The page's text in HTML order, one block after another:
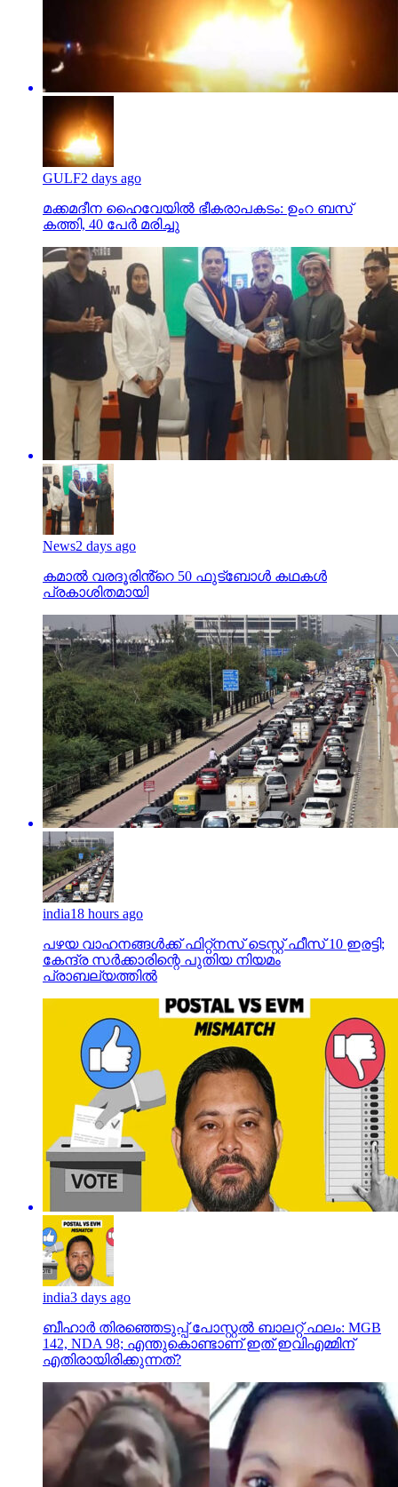
GULF2 days ago
മക്കമദീന ഹൈവേയില്‍ ഭീകരാപകടം: ഉംറ ബസ്
കത്തി, 40 പേര്‍ മരിച്ചു
News2 days ago
കമാൽ വരദൂരിൻ്റെ 50 ഫുട്ബോൾ കഥകൾ
പ്രകാശിതമായി
india18 hours ago
പഴയ വാഹനങ്ങള്‍ക്ക് ഫിറ്റ്‌നസ് ടെസ്റ്റ് ഫീസ് 10 ഇരട്ടി;
കേന്ദ്ര സര്‍ക്കാരിന്റെ പുതിയ നിയമം
പ്രാബല്യത്തില്‍
india3 days ago
ബീഹാർ തിരഞ്ഞെടുപ്പ് പോസ്റ്റൽ ബാലറ്റ് ഫലം: MGB
142, NDA 98; എന്തുകൊണ്ടാണ് ഇത് ഇവിഎമ്മിന്
എതിരായിരിക്കുന്നത്?